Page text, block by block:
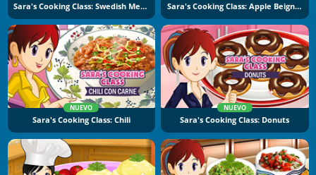
Sara's Cooking Class: Swedish Meatballs Sara's Cooking Class: Apple Beignets
NUEVO
Sara's Cooking Class: Chili
NUEVO
Sara's Cooking Class: Donuts